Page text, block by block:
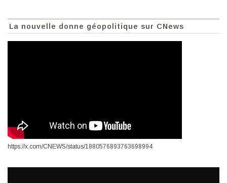
La nouvelle donne géopolitique sur CNews
https://x.com/CNEWS/status/1880576893763698994